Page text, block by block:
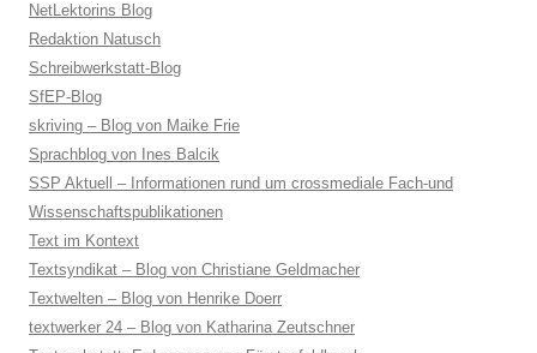
NetLektorins Blog
Redaktion Natusch
Schreibwerkstatt-Blog
SfEP-Blog
skriving – Blog von Maike Frie
Sprachblog von Ines Balcik
SSP Aktuell – Informationen rund um crossmediale Fach-und
Wissenschaftspublikationen
Text im Kontext
Textsyndikat – Blog von Christiane Geldmacher
Textwelten – Blog von Henrike Doerr
textwerker 24 – Blog von Katharina Zeutschner